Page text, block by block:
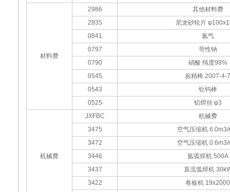
材料费
2986
其他材料费
2835
尼龙砂轮片
0841
氩气
0797
苛性钠
0790
硝酸 纯度98%
0545
炭精棒 2007-4-7
0543
钍钨棒
0525
铝焊丝 φ3
机械费
JXFBC
机械费
3475
空气压缩机 6.0m3/
3472
空气压缩机 0.6m3/
3446
氩弧焊机 500A
3437
直流弧焊机
3422
卷板机 19x2000